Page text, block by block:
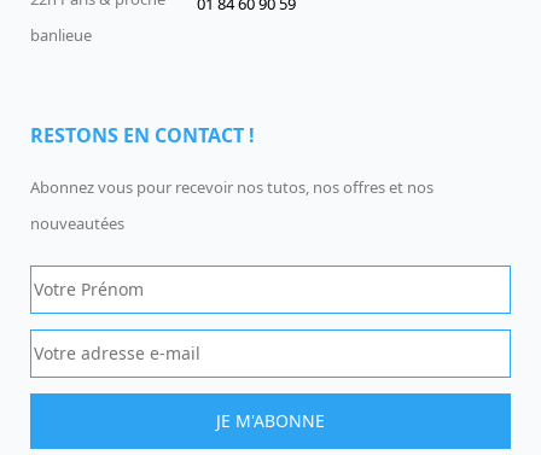
banlieue
RESTONS EN CONTACT !
Abonnez vous pour recevoir nos tutos, nos offres et nos
nouveautées
JE M'ABONNE